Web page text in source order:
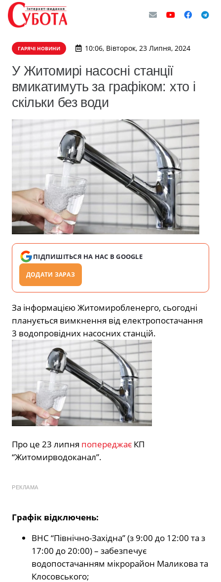
ГАРЯЧІ НОВИНИ 10:06, Вівторок, 23 Липня, 2024
У Житомирі насосні станції
вмикатимуть за графіком: хто і
скільки без води
ПІДПИШІТЬСЯ НА НАС В GOOGLE
ДОДАТИ ЗАРАЗ
За інформацією Житомиробленерго, сьогодні
планується вимкнення від електропостачання
3 водопровідних насосних станцій.
Про це 23 липня попереджає КП
“Житомирводоканал”.
РЕКЛАМА
Графік відключень:
ВНС “Північно-Західна” (з 9:00 до 12:00 та з
17:00 до 20:00) – забезпечує
водопостачанням мікрорайон Маликова та
Клосовського;